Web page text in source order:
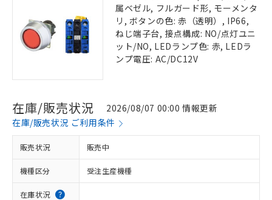
属ベゼル, フルガード形, モーメンタ
リ, ボタンの色: 赤（透明）, IP66,
ねじ端子台, 接点構成: NO/点灯ユニ
ット/NO, LEDランプ色: 赤, LEDラ
ンプ電圧: AC/DC12V
在庫/販売状況
2026/08/07 00:00 情報更新
在庫/販売状況 ご利用条件
販売状況 販売中
機種区分 受注生産機種
在庫状況